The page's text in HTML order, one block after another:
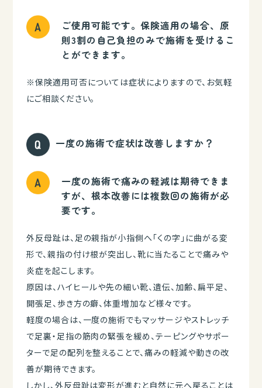
ご使用可能です。保険適用の場合、原
則3割の自己負担のみで施術を受けるこ
とができます。
※保険適用可否については症状によりますので、お気軽
にご相談ください。
一度の施術で症状は改善しますか？
一度の施術で痛みの軽減は期待できま
すが、根本改善には複数回の施術が必
要です。
外反母趾は、足の親指が小指側へ「くの字」に曲がる変
形で、親指の付け根が突出し、靴に当たることで痛みや
炎症を起こします。
原因は、ハイヒールや先の細い靴、遺伝、加齢、扁平足、
開張足、歩き方の癖、体重増加など様々です。
軽度の場合は、一度の施術でもマッサージやストレッチ
で足裏・足指の筋肉の緊張を緩め、テーピングやサポー
ターで足の配列を整えることで、痛みの軽減や動きの改
善が期待できます。
しかし、外反母趾は変形が進むと自然に元へ戻ることは